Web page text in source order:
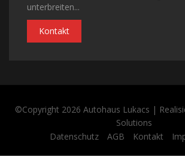
unterbreiten...
Kontakt
©Copyright 2026 Autohaus Lukacs |
Solutions
Datenschutz
AGB Kontakt